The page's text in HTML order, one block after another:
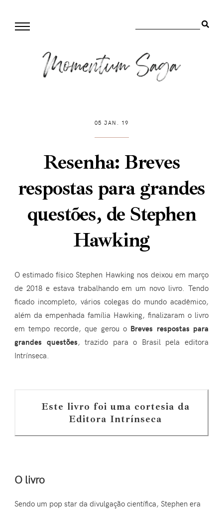
05 JAN. 19
Resenha: Breves
respostas para grandes
questões, de Stephen
Hawking
O estimado físico Stephen Hawking nos deixou em março
de 2018 e estava trabalhando em um novo livro. Tendo
ficado incompleto, vários colegas do mundo acadêmico,
além da empenhada família Hawking, finalizaram o livro
em tempo recorde, que gerou o Breves respostas para
grandes questões, trazido para o Brasil pela editora
Intrínseca.
Este livro foi uma cortesia da
Editora Intrínseca
O livro
Sendo um pop star da divulgação científica, Stephen era